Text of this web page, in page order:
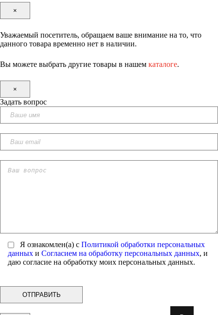
×
Уважаемый посетитель, обращаем ваше внимание на то, что
данного товара временно нет в наличии.
Вы можете выбрать другие товары в нашем каталоге.
×
Задать вопрос
Я ознакомлен(а) с Политикой обработки персональных
данных и Согласием на обработку персональных данных, и
даю согласие на обработку моих персональных данных.